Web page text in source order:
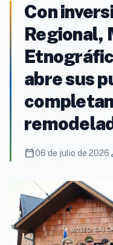
Con
Regional,
abre sus
calendar_today06 de julio de 2026